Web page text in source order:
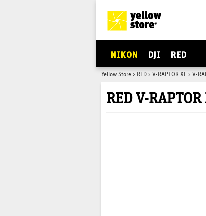
NIKON DJI RED
Yellow Store> RED>V-RAPTOR XL>V-
RED V-